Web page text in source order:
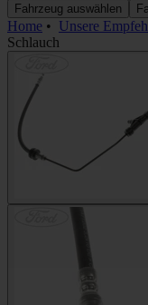
Fahrzeug auswählen
Home • Unsere
Schlauch